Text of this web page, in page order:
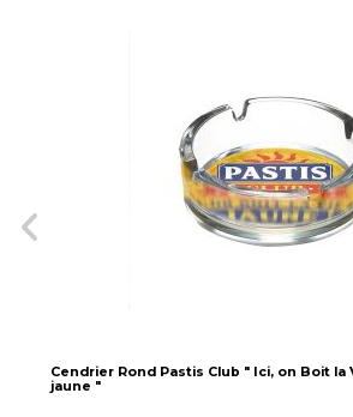
Cendrier Rond Pastis Club " Ici, on Boit la
jaune "